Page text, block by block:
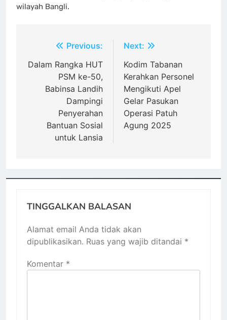
wilayah Bangli.
Navigasi
pos
Previous:
Dalam Rangka HUT
PSM ke-50,
Babinsa Landih
Dampingi
Penyerahan
Bantuan Sosial
untuk Lansia
Next:
Kodim Tabanan
Kerahkan Personel
Mengikuti Apel
Gelar Pasukan
Operasi Patuh
Agung 2025
TINGGALKAN BALASAN
Alamat email Anda tidak akan
dipublikasikan. Ruas yang wajib ditandai *
Komentar *